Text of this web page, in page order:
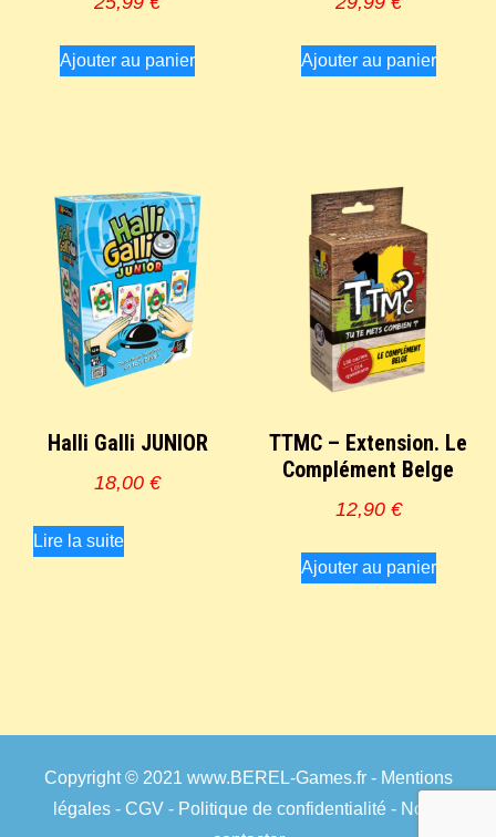
Ajouter au panier Ajouter au panier
Halli Galli JUNIOR
18,00€
Lire la suite
TTMC – Extension. Le
Complément Belge
12,90 €
Ajouter au panier
Copyright © 2021 www.BEREL-Games.fr- Mentions
légales - CGV - Politique de confidentialité - Nous